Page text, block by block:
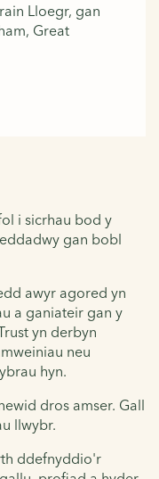
Lloegr, gan
Great
i sicrhau bod y
gan bobl
awyr agored yn
a ganiateir gan y
yn derbyn
neu
hyn.
dros amser. Gall
llwybr.
ddefnyddio'r